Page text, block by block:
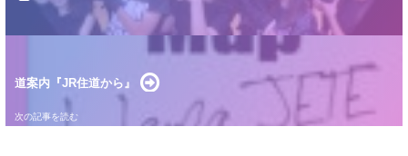
道案内『JR住道から』